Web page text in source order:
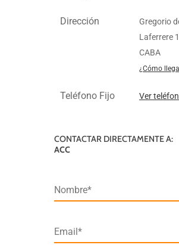
Dirección
Gregorio
Laferrere
CABA
¿Cómo
Teléfono Fijo Ver
CONTACTAR DIRECTAMENTE A:
ACC
Nombre*
Email*